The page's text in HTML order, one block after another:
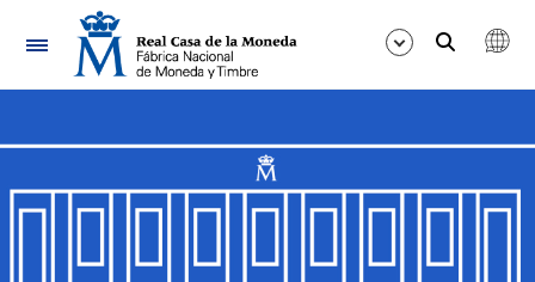
Navegación
Mostrar/Ocultar